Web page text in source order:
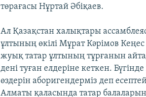
төрағасы Нұртай Әбіқаев.
Ал Қазақстан халықтары
ұлтының өкілі Мұрат Кәрімов
жуық татар ұлтының тұрғанын
дені туған елдеріне кеткен.
өздерін аборигендерміз деп
Алматы қаласында татар